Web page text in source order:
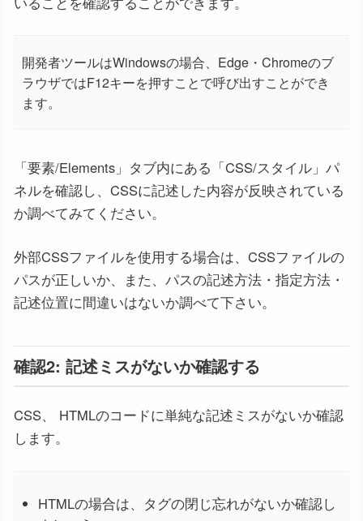
開発者ツールはWindowsの場合、Edge・Chromeのブ
ラウザではF12キーを押すことで呼び出すことができ
ます。
「要素/Elements」タブ内にある「CSS/スタイル」パ
ネルを確認し、CSSに記述した内容が反映されている
か調べてみてください。
外部CSSファイルを使用する場合は、CSSファイルの
パスが正しいか、また、パスの記述方法・指定方法・
記述位置に間違いはないか調べて下さい。
確認2: 記述ミスがないか確認する
CSS、 HTMLのコードに単純な記述ミスがないか確認
します。
HTMLの場合は、タグの閉じ忘れがないか確認し